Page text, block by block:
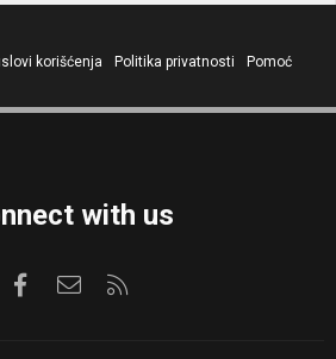
korišćenja Politika privatnosti
Pomoć
with us
FacebookKontaktirajte nas